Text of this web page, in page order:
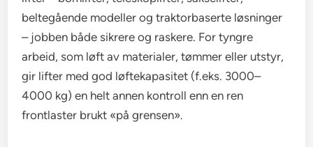
beltegående modeller og traktorbaserte løsninger
– jobben både sikrere og raskere. For tyngre
arbeid, som løft av materialer, tømmer eller utstyr,
gir lifter med god løftekapasitet (f.eks. 3000–
4000 kg) en helt annen kontroll enn en ren
frontlaster brukt «på grensen».